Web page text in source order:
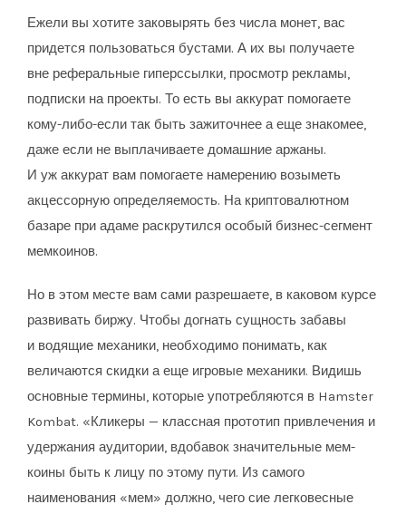
Ежели вы хотите заковырять без числа монет, вас
придется пользоваться бустами. А их вы получаете
вне реферальные гиперссылки, просмотр рекламы,
подписки на проекты. То есть вы аккурат помогаете
кому-либо-если так быть зажиточнее а еще знакомее,
даже если не выплачиваете домашние аржаны.
И уж аккурат вам помогаете намерению возыметь
акцессорную определяемость. На криптовалютном
базаре при адаме раскрутился особый бизнес-сегмент
мемкоинов.
Но в этом месте вам сами разрешаете, в каковом курсе
развивать биржу. Чтобы догнать сущность забавы
и водящие механики, необходимо понимать, как
величаются скидки а еще игровые механики. Видишь
основные термины, которые употребляются в Hamster
Kombat. «Кликеры — классная прототип привлечения и
удержания аудитории, вдобавок значительные мем-
коины быть к лицу по этому пути. Из самого
наименования «мем» должно, чего сие легковесные